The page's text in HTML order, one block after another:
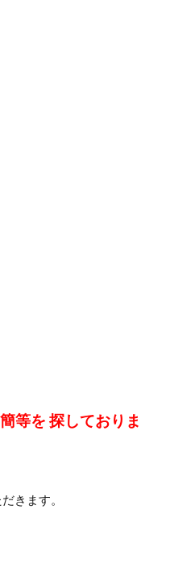
等を 探しておりま
きます。